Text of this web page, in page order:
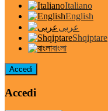
Italiano
English
عربى
Shqiptare
বাংলা
Accedi
Accedi